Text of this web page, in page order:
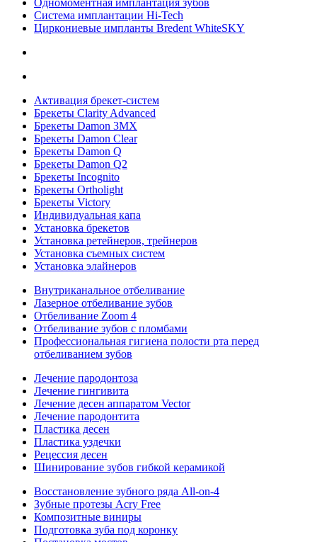
Одномоментная имплантация зубов
Система имплантации Hi-Tech
Циркониевые импланты Bredent WhiteSKY
Активация брекет-систем
Брекеты Clarity Advanced
Брекеты Damon 3MX
Брекеты Damon Clear
Брекеты Damon Q
Брекеты Damon Q2
Брекеты Incognito
Брекеты Ortholight
Брекеты Victory
Индивидуальная капа
Установка брекетов
Установка ретейнеров, трейнеров
Установка съемных систем
Установка элайнеров
Внутриканальное отбеливание
Лазерное отбеливание зубов
Отбеливание Zoom 4
Отбеливание зубов с пломбами
Профессиональная гигиена полости рта перед
отбеливанием зубов
Лечение пародонтоза
Лечение гингивита
Лечение десен аппаратом Vector
Лечение пародонтита
Пластика десен
Пластика уздечки
Рецессия десен
Шинирование зубов гибкой керамикой
Восстановление зубного ряда All‑on‑4
Зубные протезы Acry Free
Композитные виниры
Подготовка зуба под коронку